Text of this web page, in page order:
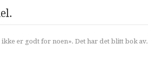
er godt for noen». Det har det blitt bok av.